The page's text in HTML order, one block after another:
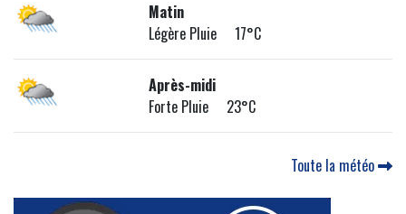
Matin
Légère Pluie 17°C
Après-midi
Forte Pluie 23°C
Toute la météo